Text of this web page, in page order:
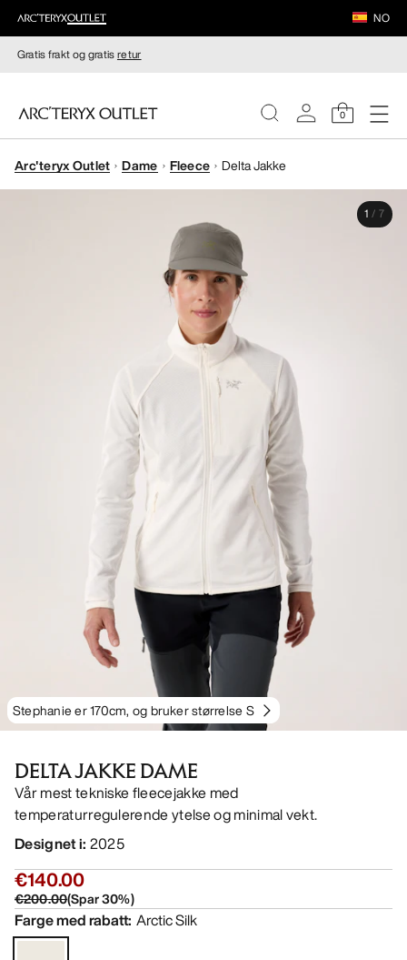
NO
Gratis frakt og gratisretur
0
DAMER
Arc'teryx Outlet Dame Fleece Delta Jakke
Stephanie er 170cm, og bruker størrelse S
1 / 7
DELTA JAKKE DAME
Vår mest tekniske fleecejakke med
temperaturregulerende ytelse og minimal vekt.
Designet i: 2025
€140.00
€200.00(Spar30%)
Farge med rabatt: Arctic Silk